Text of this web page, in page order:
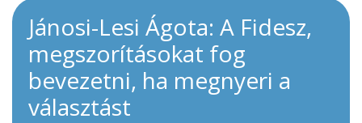
Jánosi-Lesi Ágota: A Fidesz,
megszorításokat fog
bevezetni, ha megnyeri a
választást